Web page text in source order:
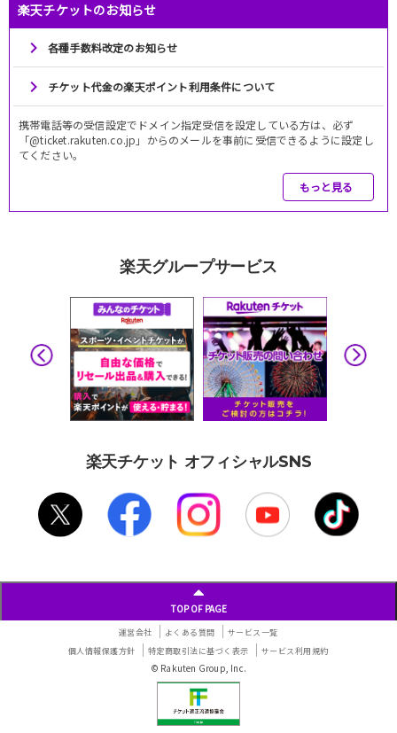
楽天チケットのお知らせ
各種手数料改定のお知らせ
チケット代金の楽天ポイント利用条件について
携帯電話等の受信設定でドメイン指定受信を設定している方は、必ず
「@ticket.rakuten.co.jp」からのメールを事前に受信できるように設定し
てください。
もっと見る
楽天グループサービス
楽天チケット オフィシャルSNS
TOP OF PAGE
運営会社 よくある質問
サービス一覧
個人情報保護方針
特定商取引法に基づく表示 サービス利用規約
© Rakuten Group, Inc.